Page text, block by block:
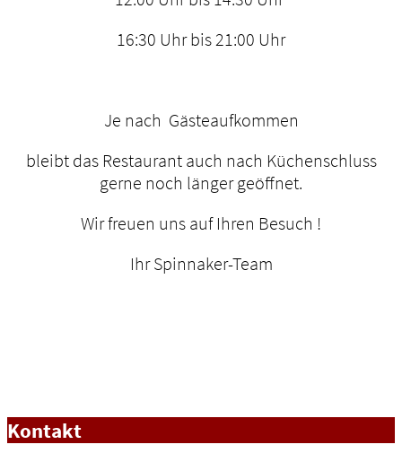
16:30 Uhr bis 21:00 Uhr
Je nach Gästeaufkommen
bleibt das Restaurant auch nach Küchenschluss
gerne noch länger geöffnet.
Wir freuen uns auf Ihren Besuch !
Ihr Spinnaker-Team
Kontakt